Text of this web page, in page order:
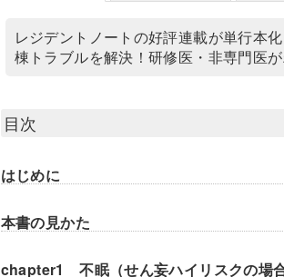
レジデントノートの好評連載が単行本
棟トラブルを解決！研修医・非専門医
目次
はじめに
本書の見かた
chapter1 不眠（せん妄ハイリスクの場合